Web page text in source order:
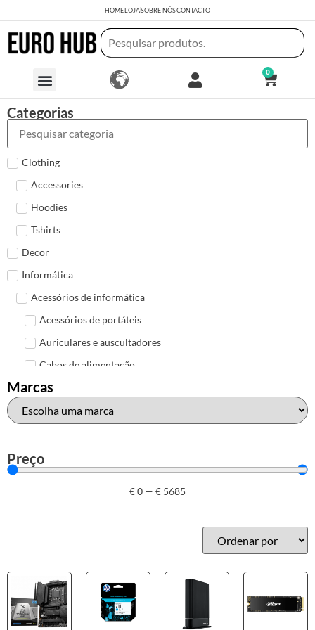
HOMELOJASOBRE NÓSCONTACTO
0
Categorias
Clothing
Accessories
Hoodies
Tshirts
Decor
Informática
Acessórios de informática
Acessórios de portáteis
Auriculares e auscultadores
Cabos de alimentação
Colunas de Som
Hubs
Mais acessórios USB
HP
Outros acessórios de informática
Marcas
Preço
€0 — € 5685